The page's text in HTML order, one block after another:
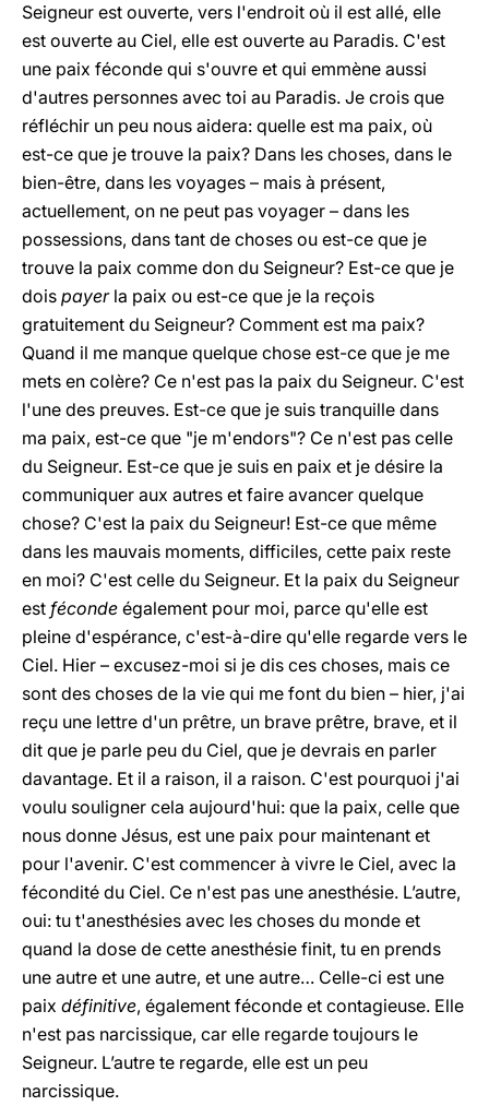
Seigneur est ouverte, vers l'endroit où il est allé, elle
est ouverte au Ciel, elle est ouverte au Paradis. C'est
une paix féconde qui s'ouvre et qui emmène aussi
d'autres personnes avec toi au Paradis. Je crois que
réfléchir un peu nous aidera: quelle est ma paix, où
est-ce que je trouve la paix? Dans les choses, dans le
bien-être, dans les voyages – mais à présent,
actuellement, on ne peut pas voyager – dans les
possessions, dans tant de choses ou est-ce que je
trouve la paix comme don du Seigneur? Est-ce que je
dois payerla paix ou est-ce que je la reçois
gratuitement du Seigneur? Comment est ma paix?
Quand il me manque quelque chose est-ce que je me
mets en colère? Ce n'est pas la paix du Seigneur. C'est
l'une des preuves. Est-ce que je suis tranquille dans
ma paix, est-ce que "je m'endors"? Ce n'est pas celle
du Seigneur. Est-ce que je suis en paix et je désire la
communiquer aux autres et faire avancer quelque
chose? C'est la paix du Seigneur! Est-ce que même
dans les mauvais moments, difficiles, cette paix reste
en moi? C'est celle du Seigneur. Et la paix du Seigneur
est féconde également pour moi, parce qu'elle est
pleine d'espérance, c'est-à-dire qu'elle regarde vers le
Ciel. Hier – excusez-moi si je dis ces choses, mais ce
sont des choses de la vie qui me font du bien – hier, j'ai
reçu une lettre d'un prêtre, un brave prêtre, brave, et il
dit que je parle peu du Ciel, que je devrais en parler
davantage. Et il a raison, il a raison. C'est pourquoi j'ai
voulu souligner cela aujourd'hui: que la paix, celle que
nous donne Jésus, est une paix pour maintenant et
pour l'avenir. C'est commencer à vivre le Ciel, avec la
fécondité du Ciel. Ce n'est pas une anesthésie. L’autre,
oui: tu t'anesthésies avec les choses du monde et
quand la dose de cette anesthésie finit, tu en prends
une autre et une autre, et une autre… Celle-ci est une
paix définitive, également féconde et contagieuse. Elle
n'est pas narcissique, car elle regarde toujours le
Seigneur. L’autre te regarde, elle est un peu
narcissique.